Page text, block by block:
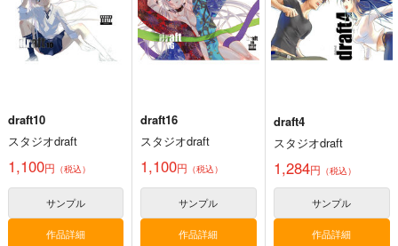
コミケ童話の裏話総集
編4
おのでら総本舗
黒白のアヴェスター 4
神座万象・第十四機
金タマを捻挫した話。
アルティメット
さくら研究室
フルメタルパニック
テレサ・テスタロッサ
相良宗介
千鳥かなめ
イラスト集
draft10
スタジオdraft
1,100円 （税込）
サンプル
作品詳細
draft16
スタジオdraft
1,100円 （税込）
サンプル
作品詳細
draft4
スタジオdraft
1,284円 （税込）
サンプル
作品詳細